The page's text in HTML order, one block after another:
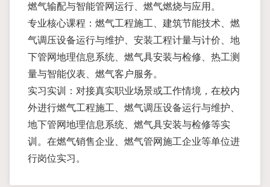
燃气输配与智能管网运行、燃气燃烧与应用。
专业核心课程：燃气工程施工、建筑节能技术、燃
气调压设备运行与维护、安装工程计量与计价、地
下管网地理信息系统、燃气具安装与检修、热工测
量与智能仪表、燃气客户服务。
实习实训：对接真实职业场景或工作情境，在校内
外进行燃气工程施工、燃气调压设备运行与维护、
地下管网地理信息系统、燃气具安装与检修等实
训。在燃气销售企业、燃气管网施工企业等单位进
行岗位实习。